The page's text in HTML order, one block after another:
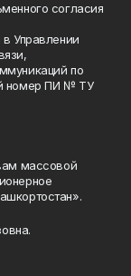
согласия
в Управлении
по
номер ПИ № ТУ
массовой